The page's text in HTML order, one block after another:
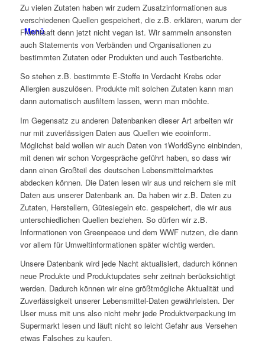
Menü
Zu vielen Zutaten haben wir zudem Zusatzinformationen aus
verschiedenen Quellen gespeichert, die z.B. erklären, warum der
Fruchtsaft denn jetzt nicht vegan ist. Wir sammeln ansonsten
auch Statements von Verbänden und Organisationen zu
bestimmten Zutaten oder Produkten und auch Testberichte.
So stehen z.B. bestimmte E-Stoffe in Verdacht Krebs oder
Allergien auszulösen. Produkte mit solchen Zutaten kann man
dann automatisch ausfiltern lassen, wenn man möchte.
Im Gegensatz zu anderen Datenbanken dieser Art arbeiten wir
nur mit zuverlässigen Daten aus Quellen wie ecoinform.
Möglichst bald wollen wir auch Daten von 1WorldSync einbinden,
mit denen wir schon Vorgespräche geführt haben, so dass wir
dann einen Großteil des deutschen Lebensmittelmarktes
abdecken können. Die Daten lesen wir aus und reichern sie mit
Daten aus unserer Datenbank an. Da haben wir z.B. Daten zu
Zutaten, Herstellern, Gütesiegeln etc. gespeichert, die wir aus
unterschiedlichen Quellen beziehen. So dürfen wir z.B.
Informationen von Greenpeace und dem WWF nutzen, die dann
vor allem für Umweltinformationen später wichtig werden.
Unsere Datenbank wird jede Nacht aktualisiert, dadurch können
neue Produkte und Produktupdates sehr zeitnah berücksichtigt
werden. Dadurch können wir eine größtmögliche Aktualität und
Zuverlässigkeit unserer Lebensmittel-Daten gewährleisten. Der
User muss mit uns also nicht mehr jede Produktverpackung im
Supermarkt lesen und läuft nicht so leicht Gefahr aus Versehen
etwas Falsches zu kaufen.